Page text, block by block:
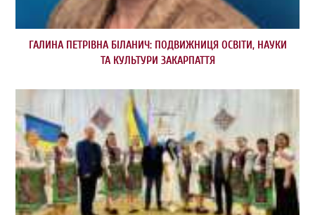
ГАЛИНА ПЕТРІВНА БІЛАНИЧ: ПОДВИЖНИЦЯ ОСВІТИ, НАУКИ
ТА КУЛЬТУРИ ЗАКАРПАТТЯ